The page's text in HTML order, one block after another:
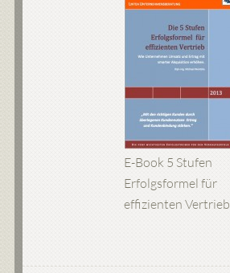
E-Book 5 Stufen
Erfolgsformel für
effizienten Vertrieb